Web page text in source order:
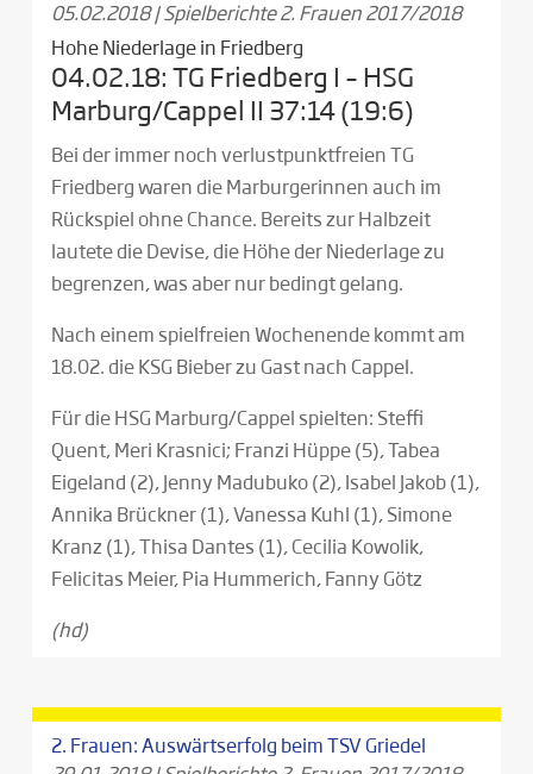
05.02.2018|Spielberichte 2. Frauen 2017/2018
Hohe Niederlage in Friedberg
04.02.18: TG Friedberg I – HSG
Marburg/Cappel II 37:14 (19:6)
Bei der immer noch verlustpunktfreien TG
Friedberg waren die Marburgerinnen auch im
Rückspiel ohne Chance. Bereits zur Halbzeit
lautete die Devise, die Höhe der Niederlage zu
begrenzen, was aber nur bedingt gelang.
Nach einem spielfreien Wochenende kommt am
18.02. die KSG Bieber zu Gast nach Cappel.
Für die HSG Marburg/Cappel spielten: Steffi
Quent, Meri Krasnici; Franzi Hüppe (5), Tabea
Eigeland (2), Jenny Madubuko (2), Isabel Jakob (1),
Annika Brückner (1), Vanessa Kuhl (1), Simone
Kranz (1), Thisa Dantes (1), Cecilia Kowolik,
Felicitas Meier, Pia Hummerich, Fanny Götz
(hd)
2. Frauen: Auswärtserfolg beim TSV Griedel